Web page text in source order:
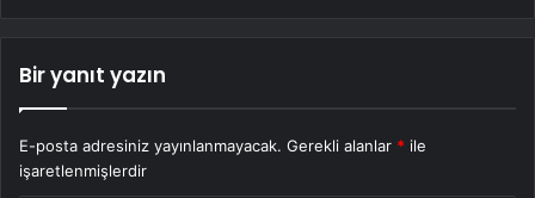
Bir yanıt yazın
E-posta adresiniz yayınlanmayacak. Gerekli alanlar * ile
işaretlenmişlerdir